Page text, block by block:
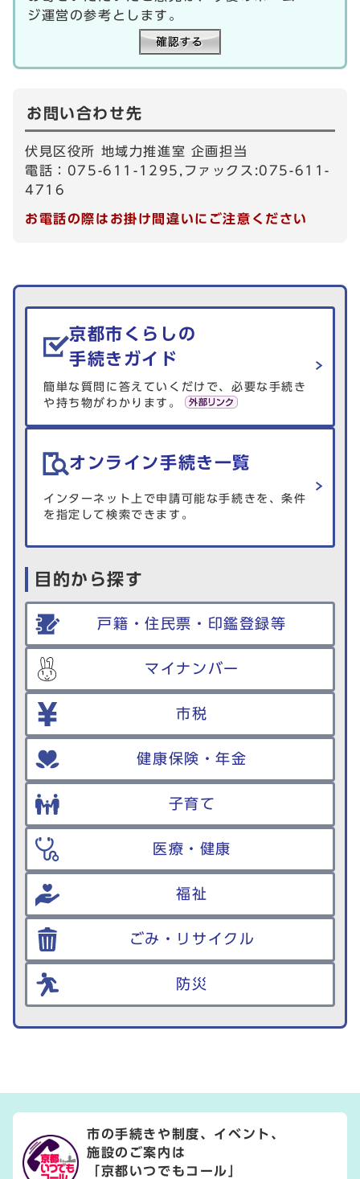
ジ運営の参考とします。
お問い合わせ先
伏見区役所 地域力推進室 企画担当
電話：075-611-1295,ファックス:075-611-
4716
お電話の際はお掛け間違いにご注意ください
生活情報を探す
京都市くらしの
手続きガイド
簡単な質問に答えていくだけで、必要な手続き
や持ち物がわかります。
オンライン手続き一覧
インターネット上で申請可能な手続きを、条件
を指定して検索できます。
目的から探す
戸籍・住民票・印鑑登録等
マイナンバー
市税
健康保険・年金
子育て
医療・健康
福祉
ごみ・リサイクル
防災
市の手続きや制度、イベント、
施設のご案内は
「京都いつでもコール」